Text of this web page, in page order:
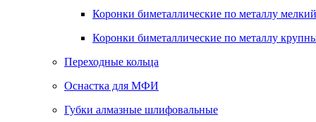
Коронки биметаллические по металлу
Коронки биметаллические по металлу
Переходные кольца
Оснастка для МФИ
Губки алмазные шлифовальные